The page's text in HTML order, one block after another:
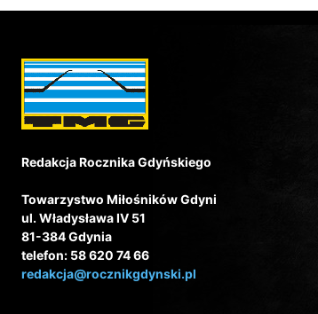
Redakcja Rocznika Gdyńskiego
Towarzystwo Miłośników Gdyni
ul. Władysława IV 51
81-384 Gdynia
telefon: 58 620 74 66
redakcja@rocznikgdynski.pl